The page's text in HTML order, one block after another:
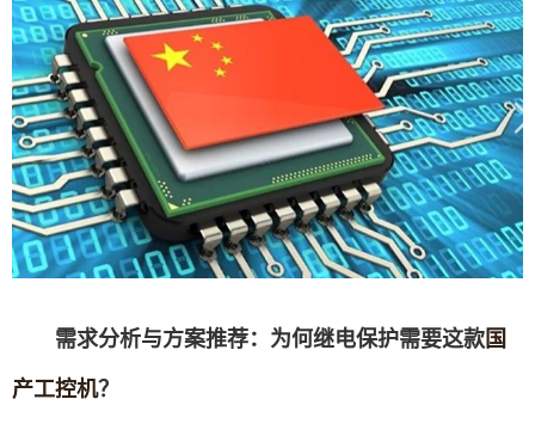
需求分析与方案推荐：为何继电保护需要这款国
产工控机？